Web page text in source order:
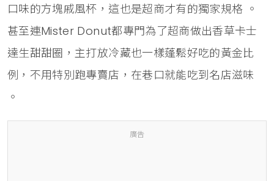
口味的方塊戚風杯，這也是超商才有的獨家規格 。
甚至連Mister Donut都專門為了超商做出香草卡士
達生甜甜圈，主打放冷藏也一樣蓬鬆好吃的黃金比
例，不用特別跑專賣店，在巷口就能吃到名店滋味
。
廣告